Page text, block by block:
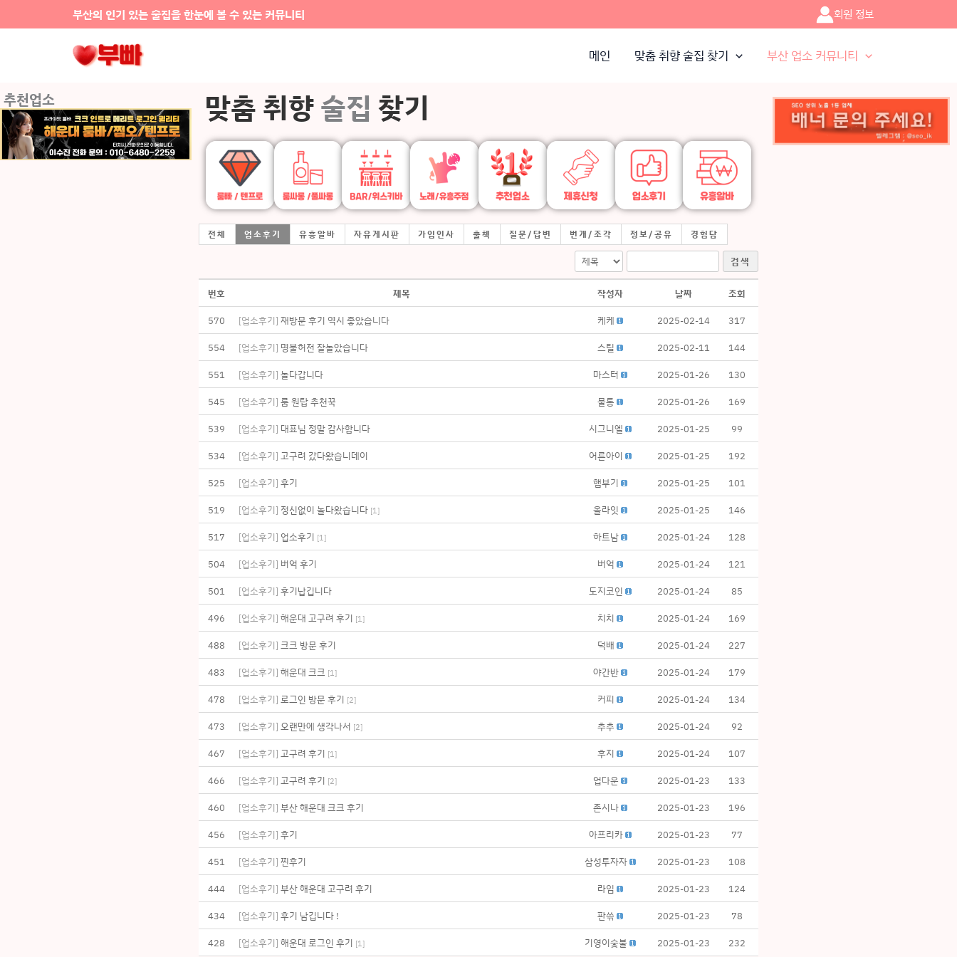
건너뛰기
부산의 인기 있는 술집을 한눈에 볼 수 있는 커뮤니티 회원 정보
메인 맞춤 취향 술집 찾기 부산 업소 커뮤니티
추천업소 맞춤 취향술집 찾기
전체 업소후기 유흥알바 자유게시판 가입인사 출첵 질문/답변 번개/조각 정보/공유 경험담
검색
번호 제목 작성자 날짜 조회
570 [업소후기] 재방문 후기 역시 좋았습니다 케케 2025-02-14 317
554 [업소후기] 명불허전 잘놀았습니다 스틸 2025-02-11 144
551 [업소후기] 놀다갑니다 마스터 2025-01-26 130
545 [업소후기] 룸 원탑 추천꾹 물통 2025-01-26 169
539 [업소후기] 대표님 정말 감사합니다 시그니엘 2025-01-25 99
534 [업소후기] 고구려 갔다왔습니데이 어른아이 2025-01-25 192
525 [업소후기] 후기 햄부기 2025-01-25 101
519 [업소후기] 정신없이 놀다왔습니다[1] 올라잇 2025-01-25 146
517 [업소후기] 업소후기 [1] 하트남 2025-01-24 128
504 [업소후기] 버억 후기 버억 2025-01-24 121
501 [업소후기] 후기납깁니다 도지코인 2025-01-24 85
496 [업소후기] 해운대 고구려 후기 [1] 치치 2025-01-24 169
488 [업소후기] 크크 방문 후기 덕배 2025-01-24 227
483 [업소후기] 해운대 크크 [1] 야간반 2025-01-24 179
478 [업소후기] 로그인 방문 후기 [2] 커피 2025-01-24 134
473 [업소후기] 오랜만에 생각나서 [2] 추추 2025-01-24 92
467 [업소후기] 고구려 후기 [1] 후지 2025-01-24 107
466 [업소후기] 고구려 후기 [2] 업다운 2025-01-23 133
460 [업소후기] 부산 해운대 크크 후기 존시나 2025-01-23 196
456 [업소후기] 후기 아프리카 2025-01-23 77
451 [업소후기] 찐후기 삼성투자자 2025-01-23 108
444 [업소후기] 부산 해운대 고구려 후기 라임 2025-01-23 124
434 [업소후기] 후기 남깁니다 ! 판쓲 2025-01-23 78
428 [업소후기] 해운대 로그인 후기 [1] 기영이숯불 2025-01-23 232